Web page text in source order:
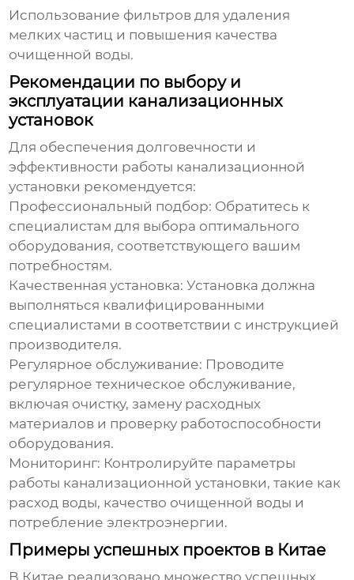
Использование фильтров для удаления
мелких частиц и повышения качества
очищенной воды.
Рекомендации по выбору и
эксплуатации канализационных
установок
Для обеспечения долговечности и
эффективности работы канализационной
установки рекомендуется:
Профессиональный подбор: Обратитесь к
специалистам для выбора оптимального
оборудования, соответствующего вашим
потребностям.
Качественная установка: Установка должна
выполняться квалифицированными
специалистами в соответствии с инструкцией
производителя.
Регулярное обслуживание: Проводите
регулярное техническое обслуживание,
включая очистку, замену расходных
материалов и проверку работоспособности
оборудования.
Мониторинг: Контролируйте параметры
работы канализационной установки, такие как
расход воды, качество очищенной воды и
потребление электроэнергии.
Примеры успешных проектов в Китае